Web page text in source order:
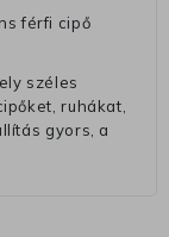
férfi cipő
széles
ruhákat,
gyors, a